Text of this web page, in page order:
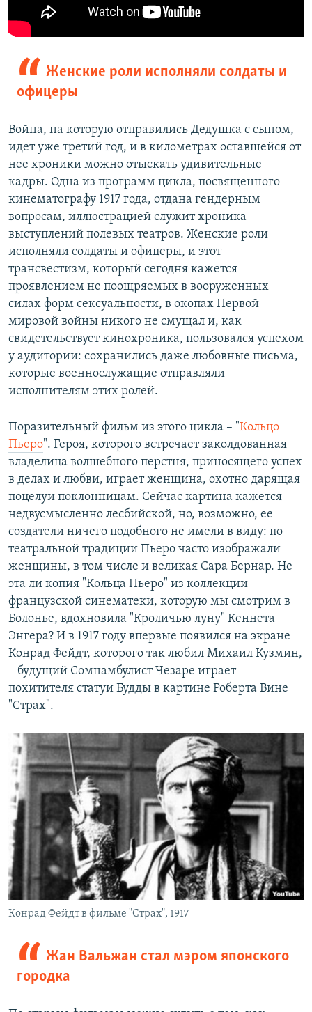
Женские роли исполняли солдаты и
офицеры
Война, на которую отправились Дедушка с сыном,
идет уже третий год, и в километрах оставшейся от
нее хроники можно отыскать удивительные
кадры. Одна из программ цикла, посвященного
кинематографу 1917 года, отдана гендерным
вопросам, иллюстрацией служит хроника
выступлений полевых театров. Женские роли
исполняли солдаты и офицеры, и этот
трансвестизм, который сегодня кажется
проявлением не поощряемых в вооруженных
силах форм сексуальности, в окопах Первой
мировой войны никого не смущал и, как
свидетельствует кинохроника, пользовался успехом
у аудитории: сохранились даже любовные письма,
которые военнослужащие отправляли
исполнителям этих ролей.
Поразительный фильм из этого цикла – "Кольцо
Пьеро". Героя, которого встречает заколдованная
владелица волшебного перстня, приносящего успех
в делах и любви, играет женщина, охотно дарящая
поцелуи поклонницам. Сейчас картина кажется
недвусмысленно лесбийской, но, возможно, ее
создатели ничего подобного не имели в виду: по
театральной традиции Пьеро часто изображали
женщины, в том числе и великая Сара Бернар. Не
эта ли копия "Кольца Пьеро" из коллекции
французской синематеки, которую мы смотрим в
Болонье, вдохновила "Кроличью луну" Кеннета
Энгера? И в 1917 году впервые появился на экране
Конрад Фейдт, которого так любил Михаил Кузмин,
– будущий Сомнамбулист Чезаре играет
похитителя статуи Будды в картине Роберта Вине
"Страх".
Конрад Фейдт в фильме "Страх", 1917
Жан Вальжан стал мэром японского
городка